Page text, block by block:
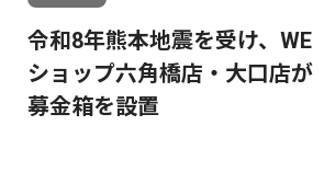
令和8年熊本地震を受け、WE
ショップ六角橋店・大口店が
募金箱を設置